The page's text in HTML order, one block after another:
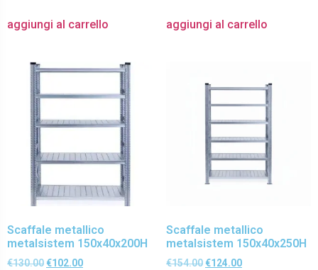
aggiungi al carrello aggiungi al carrello
Scaffale metallico
metalsistem 150x40x200H
€130.00 €102.00
Scaffale metallico
metalsistem 150x40x250H
€154.00 €124.00